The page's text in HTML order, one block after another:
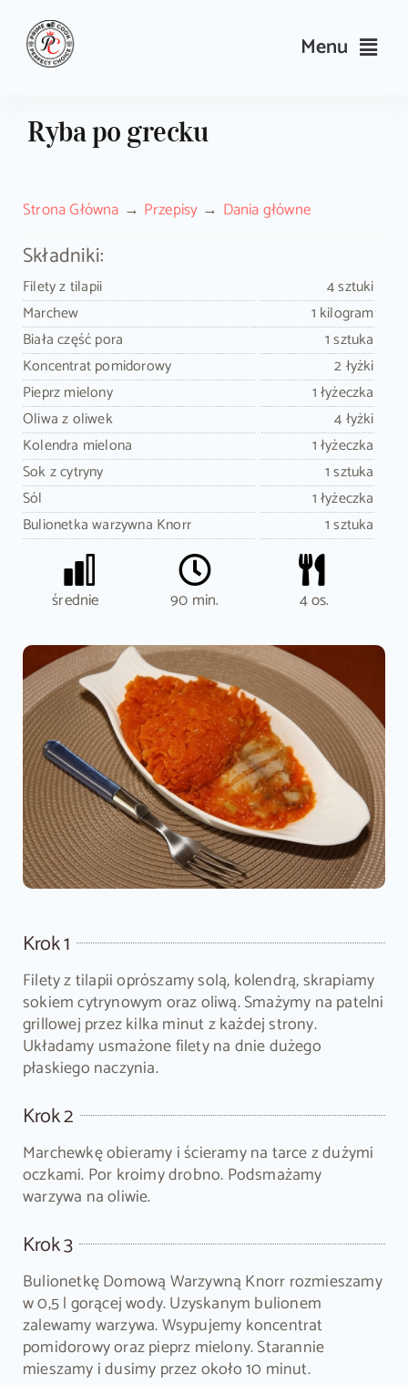
content
Menu
Wyposażenie
Search
for:
Sklep PrimeCook
Ryba po grecku
Strona Główna Przepisy Dania główne
Składniki:
Filety z tilapii
4 sztuki
Marchew
1 kilogram
Biała część pora
1 sztuka
Koncentrat pomidorowy
2 łyżki
Pieprz mielony
1 łyżeczka
Oliwa z oliwek
4 łyżki
Kolendra mielona
1 łyżeczka
Sok z cytryny
1 sztuka
Sól
1 łyżeczka
Bulionetka warzywna Knorr
1 sztuka
średnie 90 min. 4 os.
Krok 1
Filety z tilapii oprószamy solą, kolendrą, skrapiamy
sokiem cytrynowym oraz oliwą. Smażymy na patelni
grillowej przez kilka minut z każdej strony.
Układamy usmażone filety na dnie dużego
płaskiego naczynia.
Krok 2
Marchewkę obieramy i ścieramy na tarce z dużymi
oczkami. Por kroimy drobno. Podsmażamy
warzywa na oliwie.
Krok 3
Bulionetkę Domową Warzywną Knorr rozmieszamy
w 0,5 l gorącej wody. Uzyskanym bulionem
zalewamy warzywa. Wsypujemy koncentrat
pomidorowy oraz pieprz mielony. Starannie
mieszamy i dusimy przez około 10 minut.